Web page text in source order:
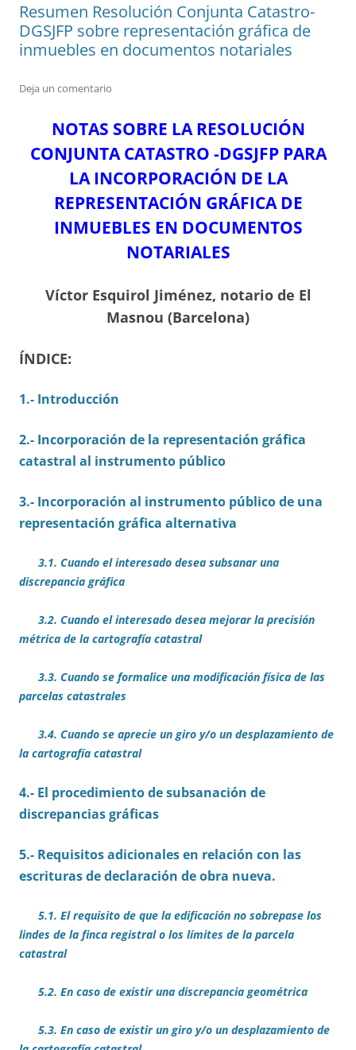
Resumen Resolución Conjunta Catastro-
DGSJFP sobre representación gráfica de
inmuebles en documentos notariales
Deja un comentario
NOTAS SOBRE LA RESOLUCIÓN
CONJUNTA CATASTRO -DGSJFP PARA
LA INCORPORACIÓN DE LA
REPRESENTACIÓN GRÁFICA DE
INMUEBLES EN DOCUMENTOS
NOTARIALES
Víctor Esquirol Jiménez, notario de El
Masnou (Barcelona)
ÍNDICE:
1.- Introducción
2.- Incorporación de la representación gráfica
catastral al instrumento público
3.- Incorporación al instrumento público de una
representación gráfica alternativa
3.1. Cuando el interesado desea subsanar una
discrepancia gráfica
3.2. Cuando el interesado desea mejorar la precisión
métrica de la cartografía catastral
3.3. Cuando se formalice una modificación física de las
parcelas catastrales
3.4. Cuando se aprecie un giro y/o un desplazamiento de
la cartografía catastral
4.- El procedimiento de subsanación de
discrepancias gráficas
5.- Requisitos adicionales en relación con las
escrituras de declaración de obra nueva.
5.1. El requisito de que la edificación no sobrepase los
lindes de la finca registral o los límites de la parcela
catastral
5.2. En caso de existir una discrepancia geométrica
5.3. En caso de existir un giro y/o un desplazamiento de